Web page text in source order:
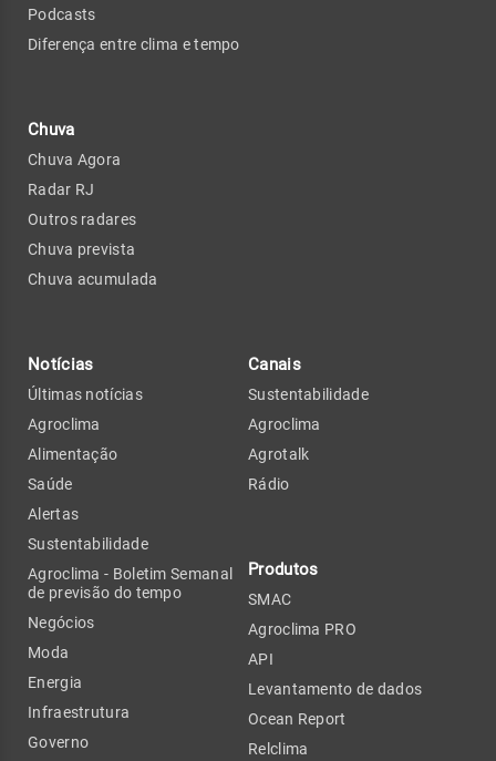
Podcasts
Diferença entre clima e tempo
Chuva
Chuva Agora
Radar RJ
Outros radares
Chuva prevista
Chuva acumulada
Notícias
Últimas notícias
Agroclima
Alimentação
Saúde
Alertas
Sustentabilidade
Agroclima - Boletim Semanal
de previsão do tempo
Negócios
Moda
Energia
Infraestrutura
Governo
Canais
Sustentabilidade
Agroclima
Agrotalk
Rádio
Produtos
SMAC
Agroclima PRO
API
Levantamento de dados
Ocean Report
Relclima